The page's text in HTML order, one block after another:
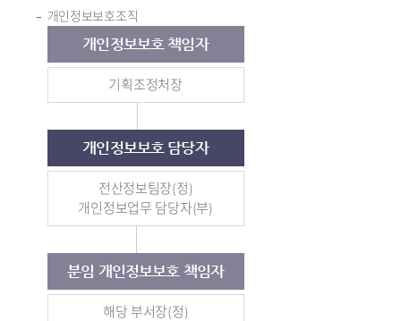
개인정보보호조직
개인정보보호 책임자
기획조정처장
개인정보보호 담당자
전산정보팀장(정)
개인정보업무 담당자(부)
분임 개인정보보호 책임자
해당 부서장(정)